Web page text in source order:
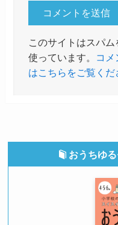
このサイトはスパ
使っています。
コメ
はこちらをご覧くだ
おうちゆ